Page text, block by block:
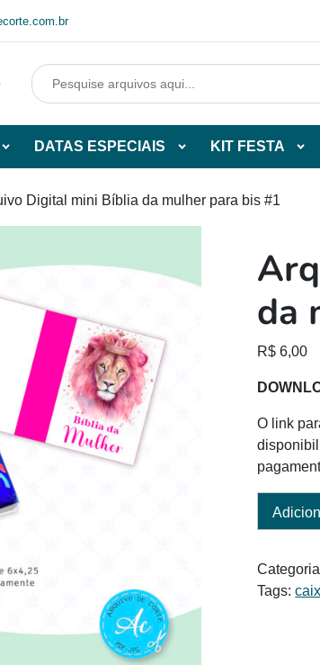
de
BOLO
DATAS ESPECIAIS
de
KIT FESTA
Digital mini Bíblia da mulher para bis #1
da
R$ 6,00
O link
Tags: